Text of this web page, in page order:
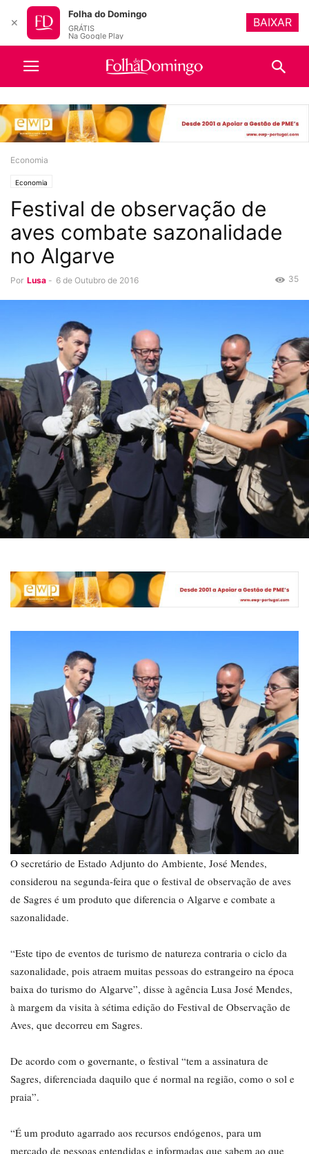
Economia
Economia
Festival de observação de
aves combate sazonalidade
no Algarve
Por Lusa - 6 de Outubro de 2016 35
O secretário de Estado Adjunto do Ambiente, José Mendes,
considerou na segunda-feira que o festival de observação de aves
de Sagres é um produto que diferencia o Algarve e combate a
sazonalidade.
“Este tipo de eventos de turismo de natureza contraria o ciclo da
sazonalidade, pois atraem muitas pessoas do estrangeiro na época
baixa do turismo do Algarve”, disse à agência Lusa José Mendes,
à margem da visita à sétima edição do Festival de Observação de
Aves, que decorreu em Sagres.
De acordo com o governante, o festival “tem a assinatura de
Sagres, diferenciada daquilo que é normal na região, como o sol e
praia”.
“É um produto agarrado aos recursos endógenos, para um
mercado de pessoas entendidas e informadas que sabem ao que
✕
Folha do Domingo
GRÁTIS
Na Google Play
BAIXAR